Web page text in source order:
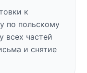
к
по польскому
всех частей
и снятие